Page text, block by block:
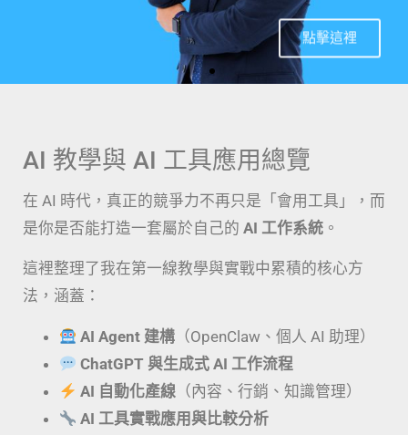
點擊這裡
AI 教學與 AI 工具應用總覽
在 AI 時代，真正的競爭力不再只是「會用工具」，而
是你是否能打造一套屬於自己的 AI 工作系統 。
這裡整理了我在第一線教學與實戰中累積的核心方
法，涵蓋：
AI Agent 建構 （OpenClaw、個人 AI 助理）
ChatGPT 與生成式 AI 工作流程
AI 自動化產線 （內容、行銷、知識管理）
AI 工具實戰應用與比較分析